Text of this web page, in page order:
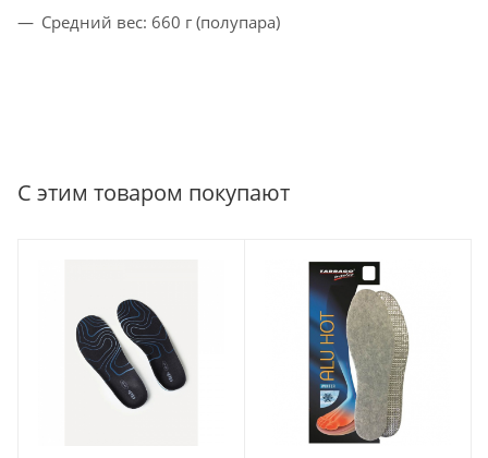
Средний вес: 660 г (полупара)
С этим товаром покупают